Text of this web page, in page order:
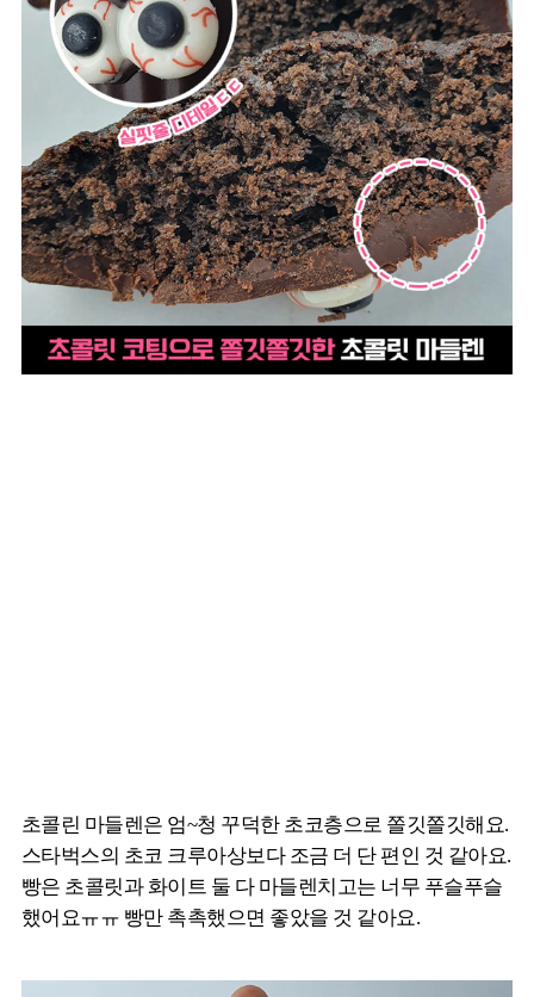
초콜린 마들렌은 엄~청 꾸덕한 초코층으로 쫄깃쫄깃해요.
스타벅스의 초코 크루아상보다 조금 더 단 편인 것 같아요.
빵은 초콜릿과 화이트 둘 다 마들렌치고는 너무 푸슬푸슬
했어요ㅠㅠ 빵만 촉촉했으면 좋았을 것 같아요.